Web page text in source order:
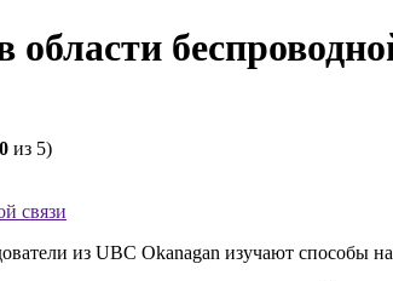
из 5)
связи
из UBC Okanagan изучают способы